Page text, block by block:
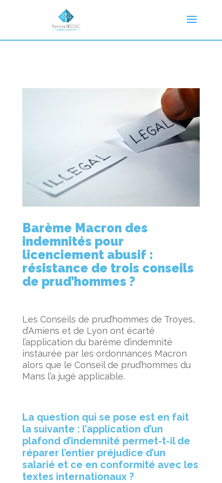
Barème Macron des
indemnités pour
licenciement abusif :
résistance de trois conseils
de prud’hommes ?
Les Conseils de prud’hommes de Troyes,
d’Amiens et de Lyon ont écarté
l’application du barème d’indemnité
instaurée par les ordonnances Macron
alors que le Conseil de prud’hommes du
Mans l’a jugé applicable.
La question qui se pose est en fait
la suivante : l’application d’un
plafond d’indemnité permet-t-il de
réparer l’entier préjudice d’un
salarié et ce en conformité avec les
textes internationaux ?